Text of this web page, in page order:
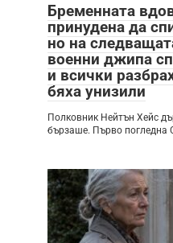
Бременната
принудена да
но на
военни джипа
и всички
бяха унизили
Полковник Нейтън Хейс
бързаше. Първо погледна